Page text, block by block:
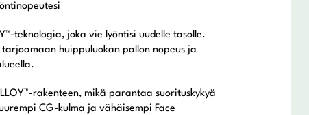
teknologia, joka vie lyöntisi uudelle tasolle.
huippuluokan pallon nopeus ja
rakenteen, mikä parantaa suorituskykyä
CG-kulma ja vähäisempi Face